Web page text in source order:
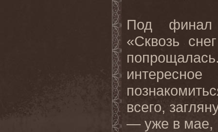
Под финал
«Сквозь
всего,
— уже в мае,